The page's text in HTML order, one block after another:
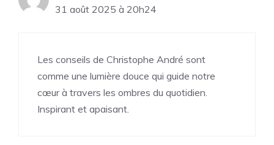
31 août 2025 à 20h24
Les conseils de Christophe André sont
comme une lumière douce qui guide notre
cœur à travers les ombres du quotidien.
Inspirant et apaisant.